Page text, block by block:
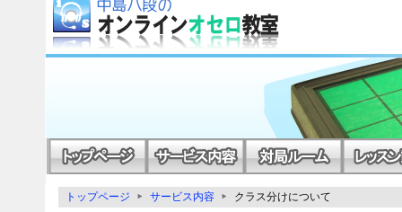
トップページ サービス内容 クラス分けについて